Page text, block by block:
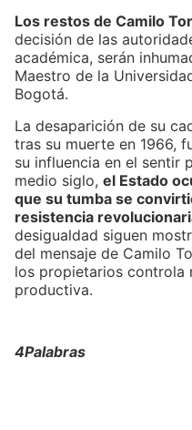
Los restos de Camilo
decisión de las
académica, serán
Maestro de la
Bogotá.
La desaparición de su
tras su muerte en 1966,
su influencia en el sentir
medio siglo, el Estado
que su tumba se
resistencia
desigualdad siguen
del mensaje de Camilo
los propietarios controla
productiva.
4Palabras